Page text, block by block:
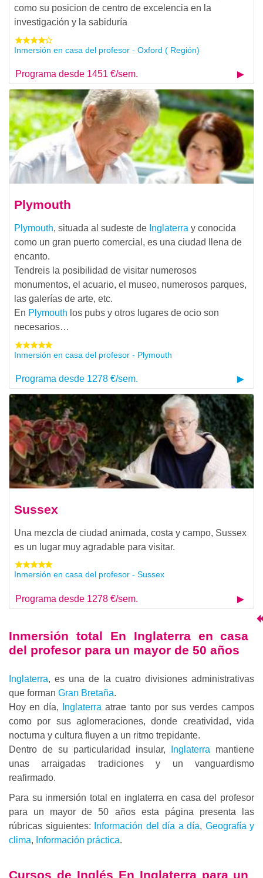
como su posicion de centro de excelencia en la
investigación y la sabiduría
Inmersión en casa del profesor - Oxford ( Región)
Programa desde 1451 €/sem.
Plymouth
Plymouth, situada al sudeste de Inglaterra y conocida
como un gran puerto comercial, es una ciudad llena de
encanto.
Tendreis la posibilidad de visitar numerosos
monumentos, el acuario, el museo, numerosos parques,
las galerías de arte, etc.
En Plymouth los pubs y otros lugares de ocio son
necesarios…
Inmersión en casa del profesor - Plymouth
Programa desde 1278 €/sem.
Sussex
Una mezcla de ciudad animada, costa y campo, Sussex
es un lugar muy agradable para visitar.
Inmersión en casa del profesor - Sussex
Programa desde 1278 €/sem.
Inmersión total En Inglaterra en casa
del profesor para un mayor de 50 años
Inglaterra, es una de la cuatro divisiones administrativas
que forman Gran Bretaña.
Hoy en día,
Inglaterra atrae tanto por sus verdes campos
como por sus aglomeraciones, donde creatividad, vida
nocturna y cultura fluyen a un ritmo trepidante.
Dentro de su particularidad insular,
Inglaterra mantiene
unas arraigadas tradiciones y un vanguardismo
reafirmado.
Para su inmersión total en inglaterra en casa del profesor
para un mayor de 50 años esta página presenta las
rúbricas siguientes:
Información del día a día, Geografía y
clima, Información práctica.
Cursos de Inglés En Inglaterra para un